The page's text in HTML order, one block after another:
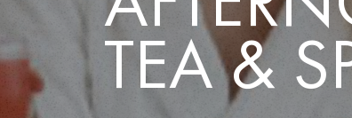
TEA &